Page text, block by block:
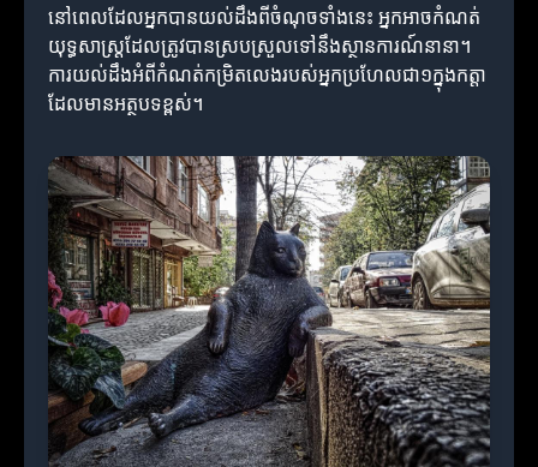
នៅពេលដែលអ្នកបានយល់ដឹងពីចំណុចទាំងនេះ អ្នកអាចកំណត់
យុទ្ធសាស្ត្រដែលត្រូវបានស្របស្រួលទៅនឹងស្ថានការណ៍នានា។
ការយល់ដឹងអំពីកំណត់កម្រិតលេងរបស់អ្នកប្រហែលជា១ក្នុងកត្តា
ដែលមានអត្ថបទខ្ពស់។